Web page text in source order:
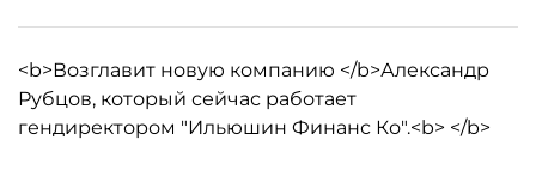
<b>Возглавит новую компанию </b>Александр
Рубцов, который сейчас работает
гендиректором "Ильюшин Финанс Ко".<b> </b>